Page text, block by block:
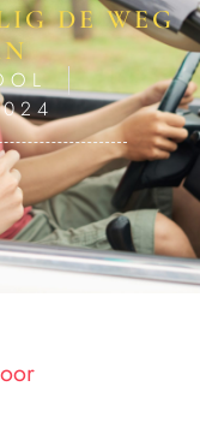
DE WEG